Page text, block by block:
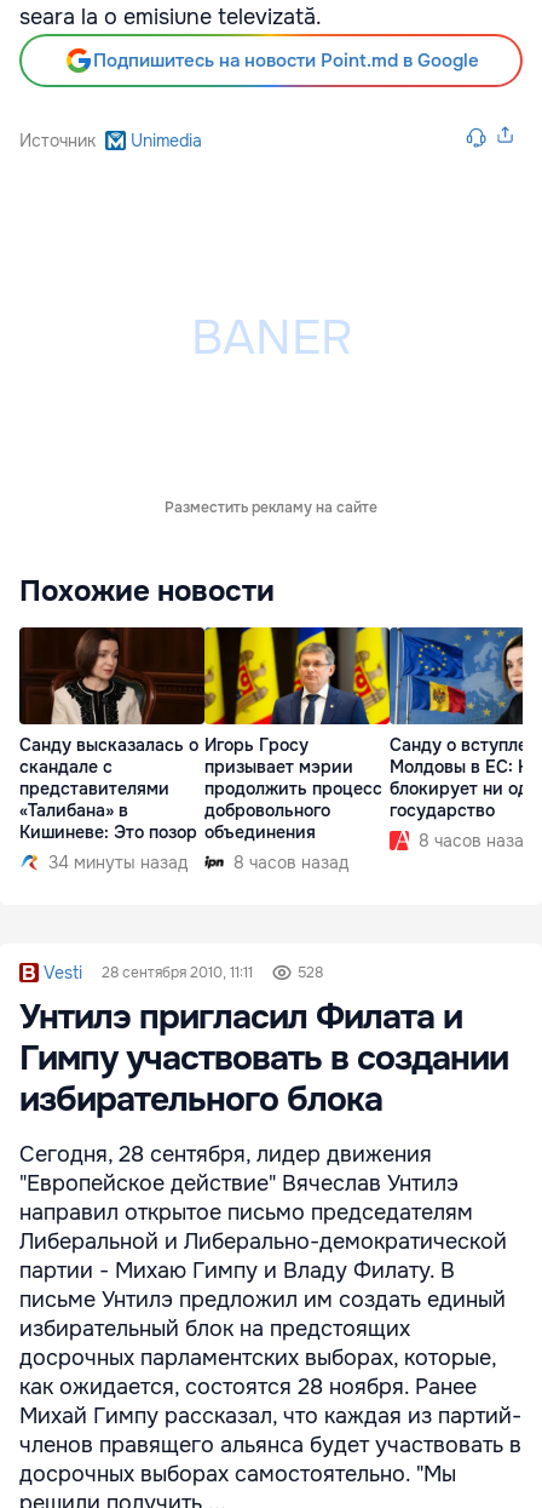
seara la o emisiune televizată.
Подпишитесь на новости Point.md в Google
Источник Unimedia
Разместить рекламу на сайте
Похожие новости
Санду высказалась о
скандале с
представителями
«Талибана» в
Кишиневе: Это позор
34 минуты назад
Игорь Гросу
призывает мэрии
продолжить процесс
добровольного
объединения
8 часов назад
Санду о
Молдовы в ЕС:
блокирует ни
государство
8 часов назад
Vesti 28 сентября 2010, 11:11 528
Унтилэ пригласил Филата и
Гимпу участвовать в создании
избирательного блока
Сегодня, 28 сентября, лидер движения
"Европейское действие" Вячеслав Унтилэ
направил открытое письмо председателям
Либеральной и Либерально-демократической
партии - Михаю Гимпу и Владу Филату. В
письме Унтилэ предложил им создать единый
избирательный блок на предстоящих
досрочных парламентских выборах, которые,
как ожидается, состоятся 28 ноября. Ранее
Михай Гимпу рассказал, что каждая из партий-
членов правящего альянса будет участвовать в
досрочных выборах самостоятельно. "Мы